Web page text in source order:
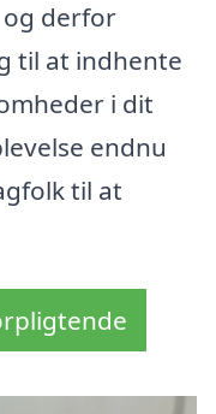
derfor
til at indhente
i dit
endnu
til at